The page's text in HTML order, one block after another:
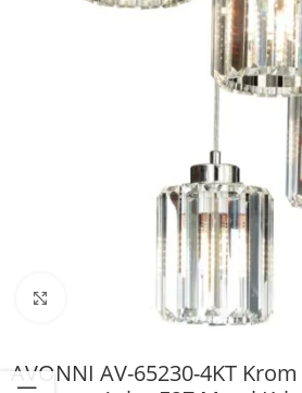
Büyütmek için tıklayın
AVONNI AV-65230-4KT